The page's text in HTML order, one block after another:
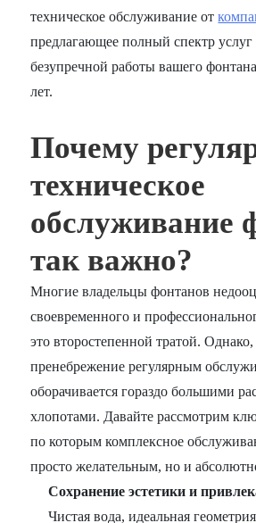
техническое обслуживание от
предлагающее полный спектр услуг
безупречной работы вашего
лет.
Почему
техническое
обслуживание
так важно?
Многие владельцы фонтанов
своевременного и
это второстепенной тратой.
пренебрежение регулярным
оборачивается гораздо большими
хлопотами. Давайте рассмотрим
по которым комплексное
просто желательным, но и
Сохранение эстетики и
Чистая вода, идеальная